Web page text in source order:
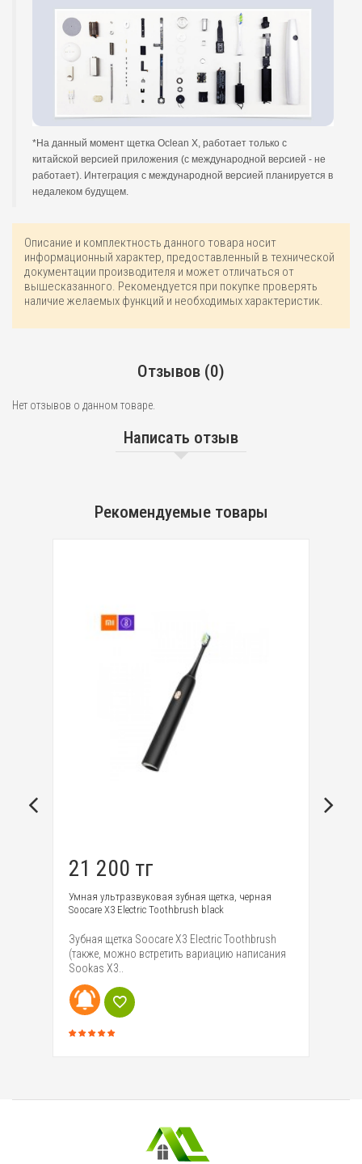
*На данный момент щетка Oclean X, работает только с
китайской версией приложения (с международной версией - не
работает). Интеграция с международной версией планируется в
недалеком будущем.
Описание и комплектность данного товара носит
информационный характер, предоставленный в технической
документации производителя и может отличаться от
вышесказанного. Рекомендуется при покупке проверять
наличие желаемых функций и необходимых характеристик.
Отзывов (0)
Нет отзывов о данном товаре.
Написать отзыв
Рекомендуемые товары
21 200 тг
Умная ультразвуковая зубная щетка, черная
Soocare X3 Electric Toothbrush black
Зубная щетка Soocare X3 Electric Toothbrush
(также, можно встретить вариацию написания
Sookas X3..